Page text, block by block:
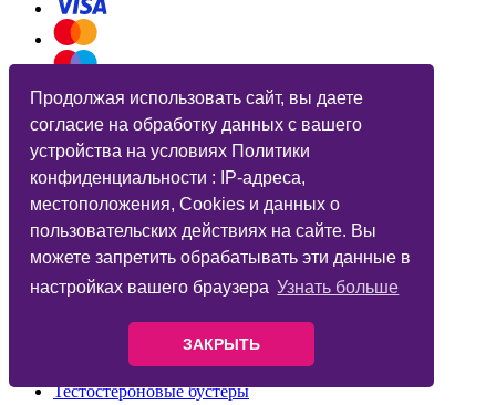
Продолжая использовать сайт, вы даете
согласие на обработку данных с вашего
устройства на условиях Политики
конфиденциальности : IP-адреса,
местоположения, Cookies и данных о
пользовательских действиях на сайте. Вы
можете запретить обрабатывать эти данные в
настройках вашего браузера Узнать больше
ЗАКРЫТЬ
Протеины
Витамины и минералы
Гейнеры
Жиросжигатели
BCAA
Креатин
Предтренировочные комплексы
Суставы и связки
Аминокислоты
Тестостероновые бустеры